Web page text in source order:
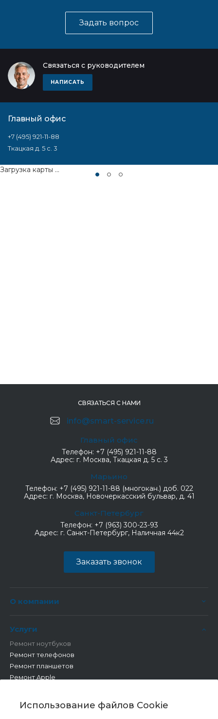
Использование файлов Cookie
Задать вопрос
Связаться с руководителем
НАПИСАТЬ
Главный офис
+7 (495) 921-11-88
Ткацкая д. 5 с. 3
Загрузка карты ...
СВЯЗАТЬСЯ С НАМИ
info@smart-service.ru
Главный офис
Телефон: +7 (495) 921-11-88
Адрес: г. Москва, Ткацкая д. 5 с. 3
Марьино
Телефон: +7 (495) 921-11-88 (многокан.) доб. 022
Адрес: г. Москва, Новочеркасский бульвар, д. 41
Санкт-Петербург
Телефон: +7 (963) 300-23-93
Адрес: г. Санкт-Петербург, Наличная 44к2
Заказать звонок
О компании
Услуги
Ремонт ноутбуков
Ремонт телефонов
Ремонт планшетов
Ремонт Apple